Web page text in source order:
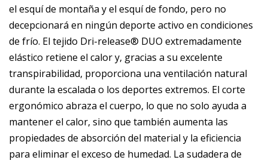
el esquí de montaña y el esquí de fondo, pero no
decepcionará en ningún deporte activo en condiciones
de frío. El tejido Dri-release® DUO extremadamente
elástico retiene el calor y, gracias a su excelente
transpirabilidad, proporciona una ventilación natural
durante la escalada o los deportes extremos. El corte
ergonómico abraza el cuerpo, lo que no solo ayuda a
mantener el calor, sino que también aumenta las
propiedades de absorción del material y la eficiencia
para eliminar el exceso de humedad. La sudadera de